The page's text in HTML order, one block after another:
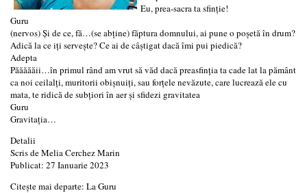
Eu, prea-sacra ta sfinţie!
Guru
(nervos) Şi de ce, fă…(se abţine) făptura domnului, ai pune o poşetă în drum?
Adică la ce iţi serveşte? Ce ai de câştigat dacă îmi pui piedică?
Adepta
Păăăăăii…în primul rând am vrut să văd dacă preasfinţia ta cade lat la pământ
ca noi ceilalţi, muritorii obişnuiţi, sau forţele nevăzute, care lucrează ele cu
mata, te ridică de subţiori în aer şi sfidezi gravitatea
Guru
Gravitaţia…
Detalii
Scris deMelia Cerchez Marin
Publicat: 27 Ianuarie 2023
Citește mai departe: La Guru